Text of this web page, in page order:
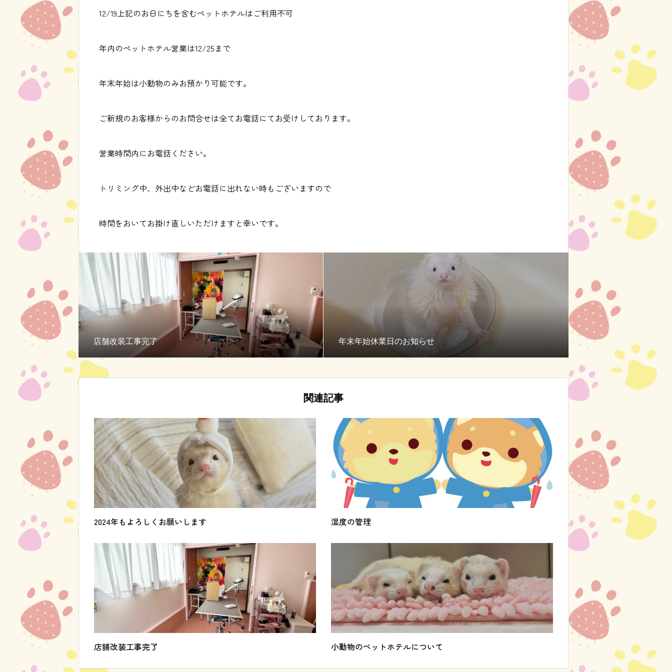
12/19上記のお日にちを含むペットホテルはご利用不可
年内のペットホテル営業は12/25まで
年末年始は小動物のみお預かり可能です。
ご新規のお客様からのお問合せは全てお電話にてお受けしております。
営業時間内にお電話ください。
トリミング中、外出中などお電話に出れない時もございますので
時間をおいてお掛け直しいただけますと幸いです。
店舗改装工事完了 年末年始休業日のお知らせ
関連記事
2024年もよろしくお願いします 湿度の管理
店舗改装工事完了 小動物のペットホテルについて